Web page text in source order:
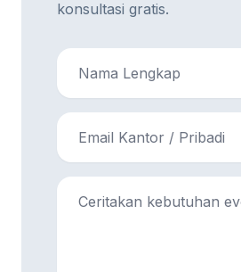
konsultasi gratis.